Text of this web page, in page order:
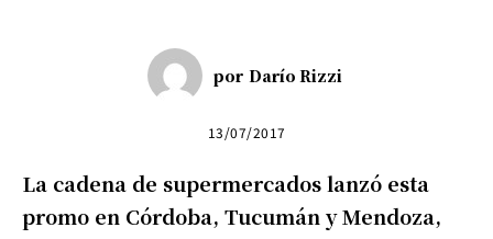
por Darío Rizzi
13/07/2017
La cadena de supermercados lanzó esta
promo en Córdoba, Tucumán y Mendoza,